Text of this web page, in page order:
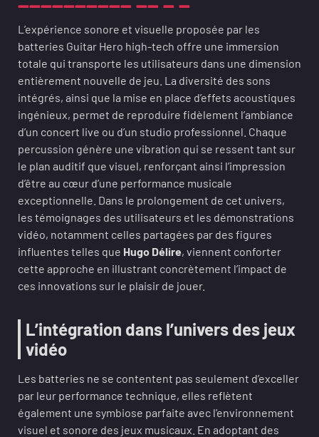
L’expérience sonore et visuelle proposée par les
batteries Guitar Hero high-tech offre une immersion
totale qui transporte les utilisateurs dans une dimension
entièrement nouvelle de jeu. La diversité des sons
intégrés, ainsi que la mise en place d’effets acoustiques
ingénieux, permet de reproduire fidèlement l’ambiance
d’un concert live ou d’un studio professionnel. Chaque
percussion génère une vibration qui se ressent tant sur
le plan auditif que visuel, renforçant ainsi l’impression
d’être au cœur d’une performance musicale
exceptionnelle. Dans le prolongement de cet univers,
les témoignages des utilisateurs et les démonstrations
vidéo, notamment celles partagées par des figures
influentes telles que Hugo Délire, viennent conforter
cette approche en illustrant concrètement l’impact de
ces innovations sur le plaisir de jouer.
L’intégration dans l’univers des jeux
vidéo
Les batteries ne se contentent pas seulement d’exceller
par leur performance technique, elles reflètent
également une symbiose parfaite avec l’environnement
visuel et sonore des jeux musicaux. En adoptant des